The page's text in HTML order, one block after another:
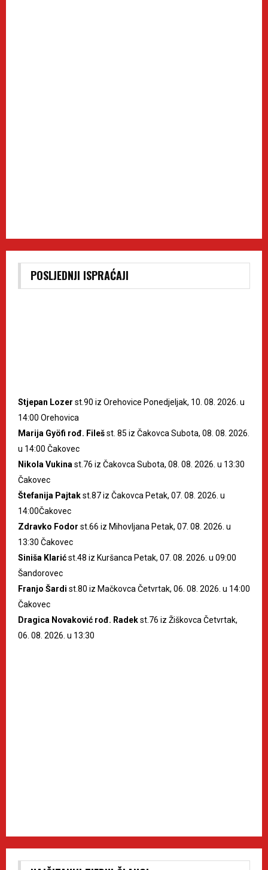
POSLJEDNJI ISPRAĆAJI
Stjepan Lozer st.90 iz Orehovice Ponedjeljak, 10. 08. 2026. u
14:00 Orehovica
Marija Gyöfi rođ. Filešst. 85 iz Čakovca Subota, 08. 08. 2026.
u 14:00 Čakovec
Nikola Vukina st.76 iz Čakovca Subota, 08. 08. 2026. u 13:30
Čakovec
Štefanija Pajtakst.87 iz Čakovca Petak, 07. 08. 2026. u
14:00Čakovec
Zdravko Fodor st.66 iz Mihovljana Petak, 07. 08. 2026. u
13:30 Čakovec
Siniša Klarićst.48 iz Kuršanca Petak, 07. 08. 2026. u 09:00
Šandorovec
Franjo Šardi st.80 iz Mačkovca Četvrtak, 06. 08. 2026. u 14:00
Čakovec
Dragica Novaković rođ. Radekst.76 iz Žiškovca Četvrtak,
06. 08. 2026. u 13:30